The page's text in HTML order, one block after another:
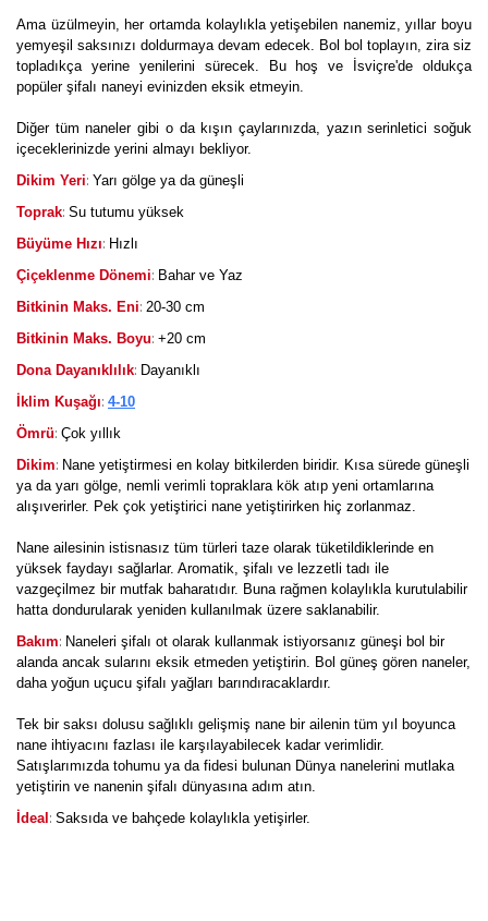
Ama üzülmeyin, her ortamda kolaylıkla yetişebilen nanemiz, yıllar boyu
yemyeşil saksınızı doldurmaya devam edecek. Bol bol toplayın, zira siz
topladıkça yerine yenilerini sürecek. Bu hoş ve İsviçre'de oldukça
popüler şifalı naneyi evinizden eksik etmeyin.
Diğer tüm naneler gibi o da kışın çaylarınızda, yazın serinletici soğuk
içeceklerinizde yerini almayı bekliyor.
Dikim Yeri: Yarı gölge ya da güneşli
Toprak: Su tutumu yüksek
Büyüme Hızı: Hızlı
Çiçeklenme Dönemi: Bahar ve Yaz
Bitkinin Maks. Eni: 20-30 cm
Bitkinin Maks. Boyu: +20 cm
Dona Dayanıklılık: Dayanıklı
İklim Kuşağı: 4-10
Ömrü: Çok yıllık
Dikim: Nane yetiştirmesi en kolay bitkilerden biridir. Kısa sürede güneşli
ya da yarı gölge, nemli verimli topraklara kök atıp yeni ortamlarına
alışıverirler. Pek çok yetiştirici nane yetiştirirken hiç zorlanmaz.
Nane ailesinin istisnasız tüm türleri taze olarak tüketildiklerinde en
yüksek faydayı sağlarlar. Aromatik, şifalı ve lezzetli tadı ile
vazgeçilmez bir mutfak baharatıdır. Buna rağmen kolaylıkla kurutulabilir
hatta dondurularak yeniden kullanılmak üzere saklanabilir.
Bakım: Naneleri şifalı ot olarak kullanmak istiyorsanız güneşi bol bir
alanda ancak sularını eksik etmeden yetiştirin. Bol güneş gören naneler,
daha yoğun uçucu şifalı yağları barındıracaklardır.
Tek bir saksı dolusu sağlıklı gelişmiş nane bir ailenin tüm yıl boyunca
nane ihtiyacını fazlası ile karşılayabilecek kadar verimlidir.
Satışlarımızda tohumu ya da fidesi bulunan Dünya nanelerini mutlaka
yetiştirin ve nanenin şifalı dünyasına adım atın.
İdeal : Saksıda ve bahçede kolaylıkla yetişirler.